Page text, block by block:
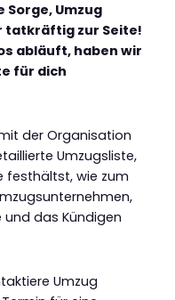
Sorge, Umzug
tatkräftig zur Seite!
abläuft, haben wir
für dich
der Organisation
Umzugsliste,
festhältst, wie zum
das Kündigen
Umzug